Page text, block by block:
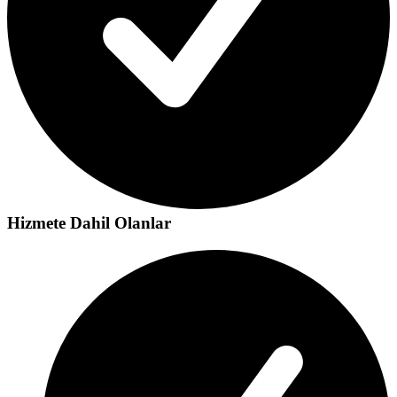
Hizmete Dahil Olanlar